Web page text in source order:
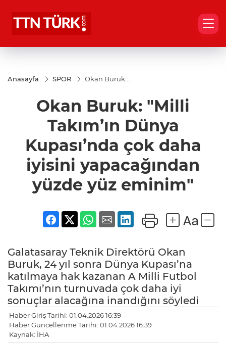
Anasayfa SPOR
Okan Buruk:
Kupası’nda
çok daha
iyisini
yapacağından
eminim"
Okan Buruk: "Milli
Takım’ın Dünya
Kupası’nda çok daha
iyisini yapacağından
yüzde yüz eminim"
Galatasaray Teknik Direktörü Okan
Buruk, 24 yıl sonra Dünya Kupası’na
katılmaya hak kazanan A Milli Futbol
Takımı’nın turnuvada çok daha iyi
sonuçlar alacağına inandığını söyledi
Haber Giriş Tarihi: 01.04.2026 16:39
Haber Güncellenme Tarihi: 01.04.2026 16:39
Kaynak: İHA